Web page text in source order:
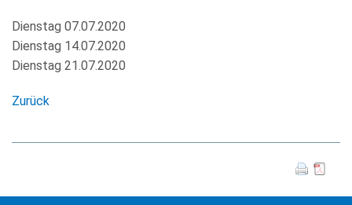
Dienstag 07.07.2020
Dienstag 14.07.2020
Dienstag 21.07.2020
Zurück